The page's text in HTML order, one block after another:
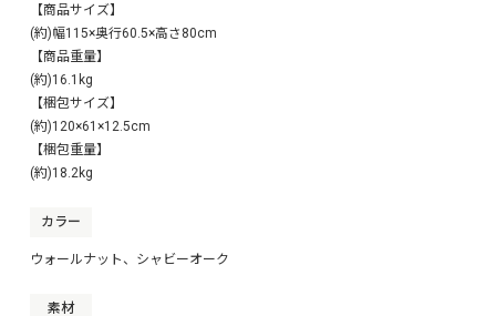
【商品サイズ】
(約)幅115×奥行60.5×高さ80cm
【商品重量】
(約)16.1kg
【梱包サイズ】
(約)120×61×12.5cm
【梱包重量】
(約)18.2kg
カラー
ウォールナット、シャビーオーク
素材